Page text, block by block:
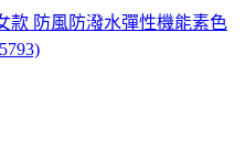
款 防風防潑水彈性機能素色